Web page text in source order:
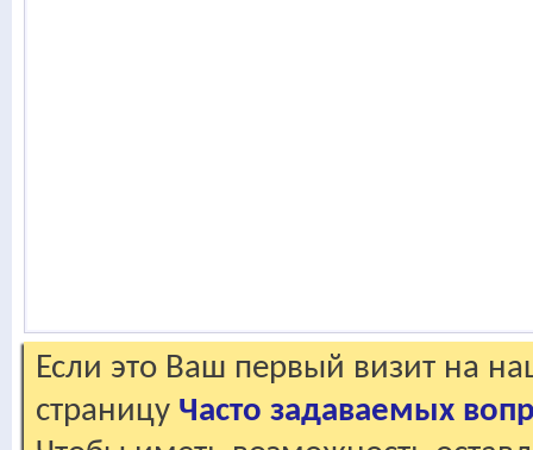
Если это Ваш первый визит на
страницу Часто задаваемых